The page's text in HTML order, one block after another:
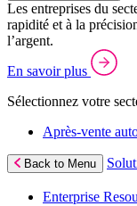
Les entreprises du
rapidité et à la
l’argent.
En savoir plus
Sélectionnez votre
Après‑vente
Back to Menu
Enterprise